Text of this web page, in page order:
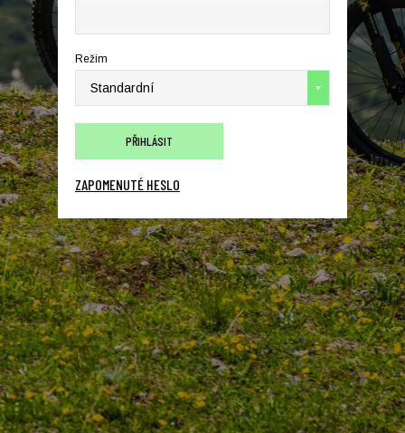
Režim
ZAPOMENUTÉ HESLO